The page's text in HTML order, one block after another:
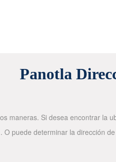
Panotla
maneras. Si desea encontrar la
puede determinar la dirección